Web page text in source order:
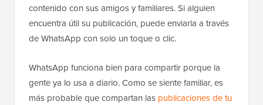
contenido con sus amigos y familiares. Si alguien
encuentra útil su publicación, puede enviarla a través
de WhatsApp con solo un toque o clic.
WhatsApp funciona bien para compartir porque la
gente ya lo usa a diario. Como se siente familiar, es
más probable que compartan las publicaciones de tu